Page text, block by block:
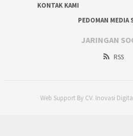
KONTAK KAMI
PEDOMAN MEDIA
JARINGAN
RSS
Web Support By CV. Inovasi